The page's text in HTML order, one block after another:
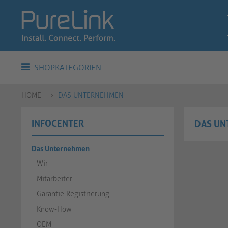
SHOPKATEGORIEN
HOME DAS UNTERNEHMEN
INFOCENTER
Das Unternehmen
Wir
Mitarbeiter
Garantie Registrierung
Know-How
OEM
DAS